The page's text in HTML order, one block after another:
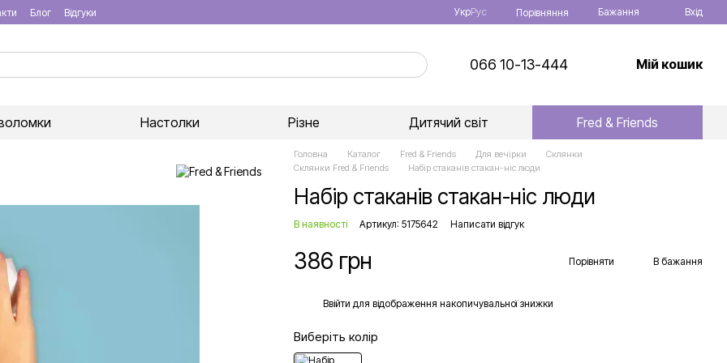
Блог Відгуки УкрРус Порівняння Бажання Вхід
066 10-13-444 Мій кошик
Настолки Різне Дитячий світ Fred & Friends
Головна Каталог Fred & Friends Для вечірки
Склянки
Склянки Fred & Friends
Набір стаканів стакан-ніс люди
Набір стаканів стакан-ніс люди
В наявності Артикул: 5175642 Написати відгук
386 грн Порівняти В бажання
Ввійти для відображення накопичувальної знижки
Виберіть колір